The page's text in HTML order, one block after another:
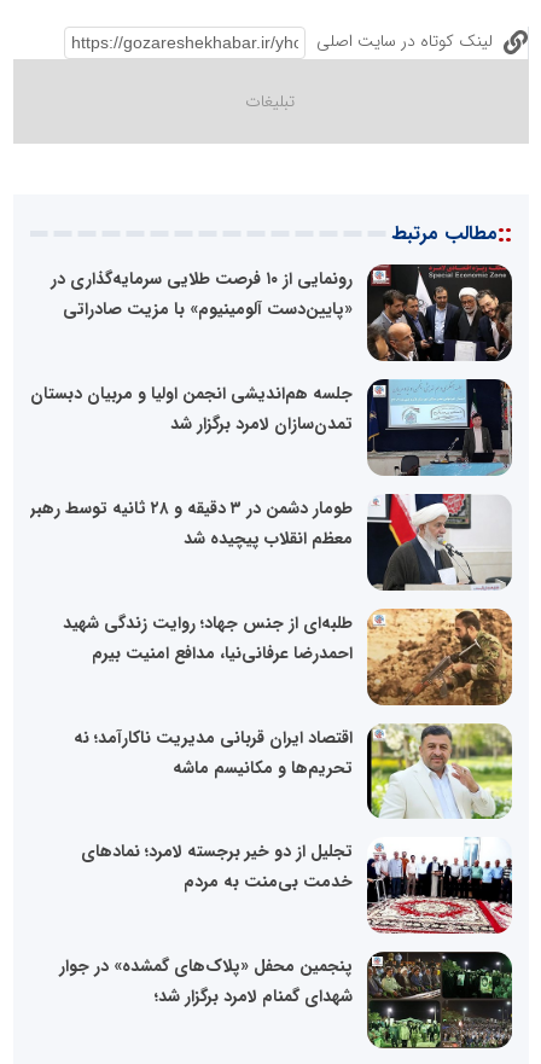
لینک کوتاه در سایت اصلی
::مطالب مرتبط
رونمایی از ۱۰ فرصت طلایی سرمایه‌گذاری در
«پایین‌دست آلومینیوم» با مزیت صادراتی
جلسه هم‌اندیشی انجمن اولیا و مربیان دبستان
تمدن‌سازان لامرد برگزار شد
طومار دشمن در ۳ دقیقه و ۲۸ ثانیه توسط رهبر
معظم انقلاب پیچیده شد
طلبه‌ای از جنس جهاد؛ روایت زندگی شهید
احمدرضا عرفانی‌نیا، مدافع امنیت بیرم
اقتصاد ایران قربانی مدیریت ناکارآمد؛ نه
تحریم‌ها و مکانیسم ماشه
تجلیل از دو خیر برجسته لامرد؛ نمادهای
خدمت بی‌منت به مردم
پنجمین محفل «پلاک‌های گمشده» در جوار
شهدای گمنام لامرد برگزار شد؛